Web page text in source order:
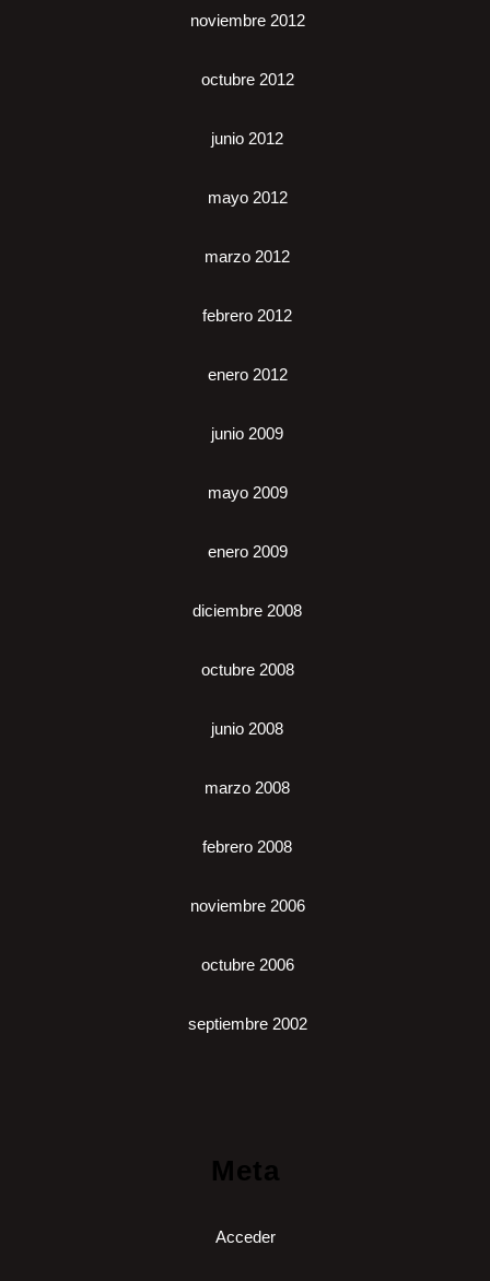
noviembre 2012
octubre 2012
junio 2012
mayo 2012
marzo 2012
febrero 2012
enero 2012
junio 2009
mayo 2009
enero 2009
diciembre 2008
octubre 2008
junio 2008
marzo 2008
febrero 2008
noviembre 2006
octubre 2006
septiembre 2002
Meta
Acceder